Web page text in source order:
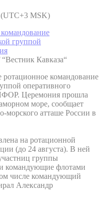
(UTC+3 MSK)
Кавказа“
ротационное командование
оперативного
Церемония прошла
море, сообщает
морского атташе России в
на ротационной
(до 24 августа). В ней
группы
флотами
числе командующий
Александр